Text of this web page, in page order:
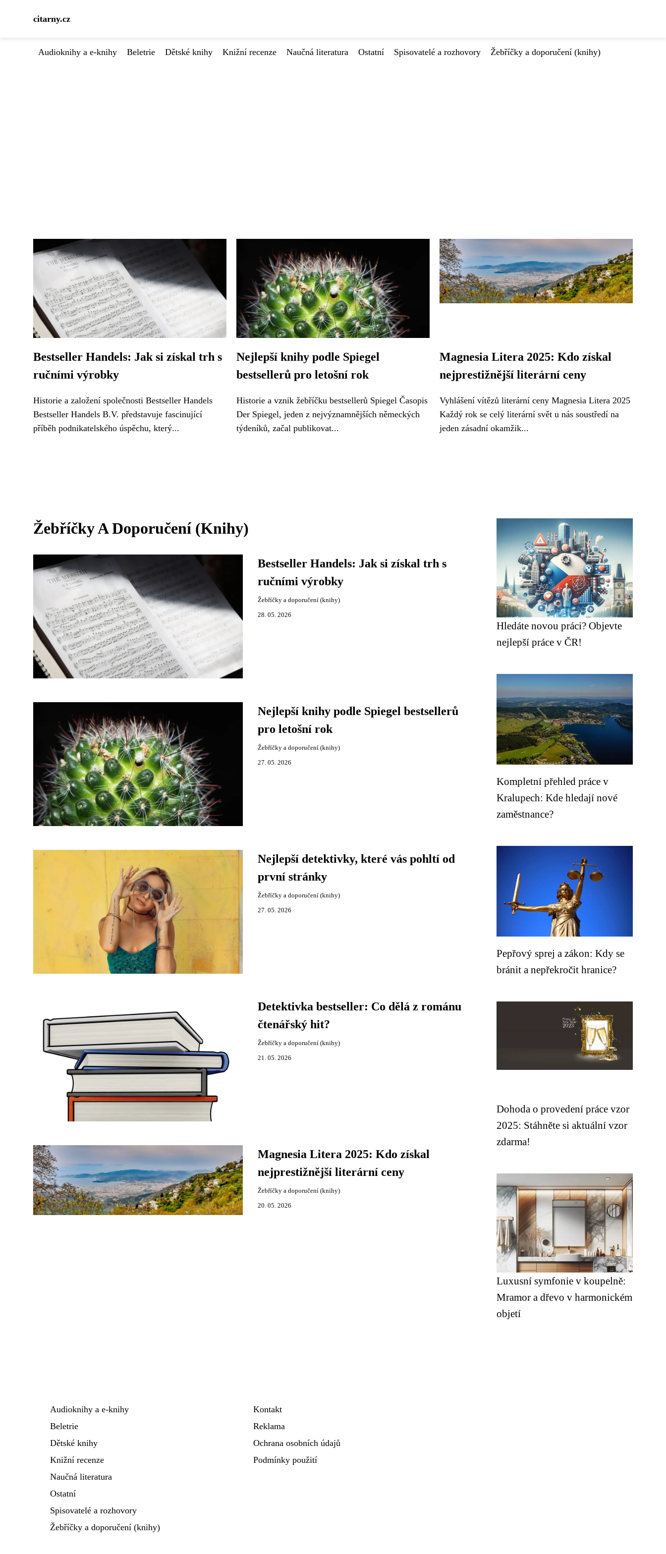
citarny.cz
Audioknihy a e-knihy Beletrie Dětské knihy Knižní recenze Naučná literatura Ostatní Spisovatelé a rozhovory Žebříčky a doporučení (knihy)
Bestseller Handels: Jak si získal trh s
ručními výrobky
Historie a založení společnosti Bestseller Handels
Bestseller Handels B.V. představuje fascinující
příběh podnikatelského úspěchu, který...
Nejlepší knihy podle Spiegel
bestsellerů pro letošní rok
Historie a vznik žebříčku bestsellerů Spiegel Časopis
Der Spiegel, jeden z nejvýznamnějších německých
týdeníků, začal publikovat...
Magnesia Litera 2025: Kdo získal
nejprestižnější literární ceny
Vyhlášení vítězů literární ceny Magnesia Litera 2025
Každý rok se celý literární svět u nás soustředí na
jeden zásadní okamžik...
Žebříčky A Doporučení (Knihy)
Bestseller Handels: Jak si získal trh s
ručními výrobky
Žebříčky a doporučení (knihy)
28. 05. 2026
Nejlepší knihy podle Spiegel bestsellerů
pro letošní rok
Žebříčky a doporučení (knihy)
27. 05. 2026
Nejlepší detektivky, které vás pohltí od
první stránky
Žebříčky a doporučení (knihy)
27. 05. 2026
Detektivka bestseller: Co dělá z románu
čtenářský hit?
Žebříčky a doporučení (knihy)
21. 05. 2026
Magnesia Litera 2025: Kdo získal
nejprestižnější literární ceny
Žebříčky a doporučení (knihy)
20. 05. 2026
Hledáte novou práci? Objevte
nejlepší práce v ČR!
Kompletní přehled práce v
Kralupech: Kde hledají nové
zaměstnance?
Pepřový sprej a zákon: Kdy se
bránit a nepřekročit hranice?
Dohoda o provedení práce vzor
2025: Stáhněte si aktuální vzor
zdarma!
Luxusní symfonie v koupelně:
Mramor a dřevo v harmonickém
objetí
Audioknihy a e-knihy
Beletrie
Dětské knihy
Knižní recenze
Naučná literatura
Ostatní
Spisovatelé a rozhovory
Žebříčky a doporučení (knihy)
Kontakt
Reklama
Ochrana osobních údajů
Podmínky použití